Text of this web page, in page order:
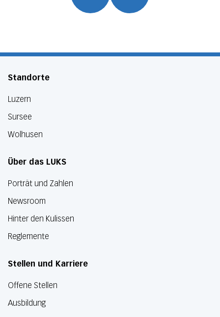
Standorte
Luzern
Sursee
Wolhusen
Über das LUKS
Porträt und Zahlen
Newsroom
Hinter den Kulissen
Reglemente
Stellen und Karriere
Offene Stellen
Ausbildung